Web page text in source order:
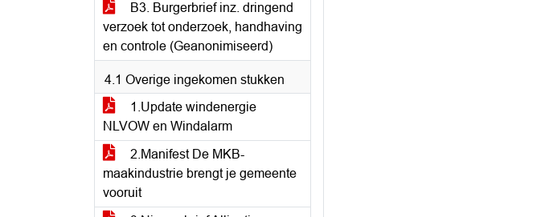
B3. Burgerbrief inz. dringend
verzoek tot onderzoek, handhaving
en controle (Geanonimiseerd)
4.1 Overige ingekomen stukken
1.Update windenergie
NLVOW en Windalarm
2.Manifest De MKB-
maakindustrie brengt je gemeente
vooruit